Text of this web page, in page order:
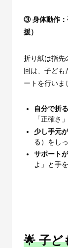
③身体動作
援）
折り紙は指先
回は、子ども
ートを行いま
自分で折
「正確さ
少し手元
る）をし
サポート
よ」と手
🌟 子ど